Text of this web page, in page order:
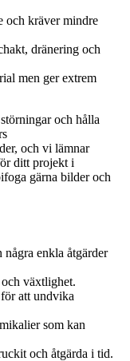
och kräver mindre
dränering och
men ger extrem
och hålla
och vi lämnar
ditt projekt i
gärna bilder och
enkla åtgärder
växtlighet.
att undvika
som kan
och åtgärda i tid.